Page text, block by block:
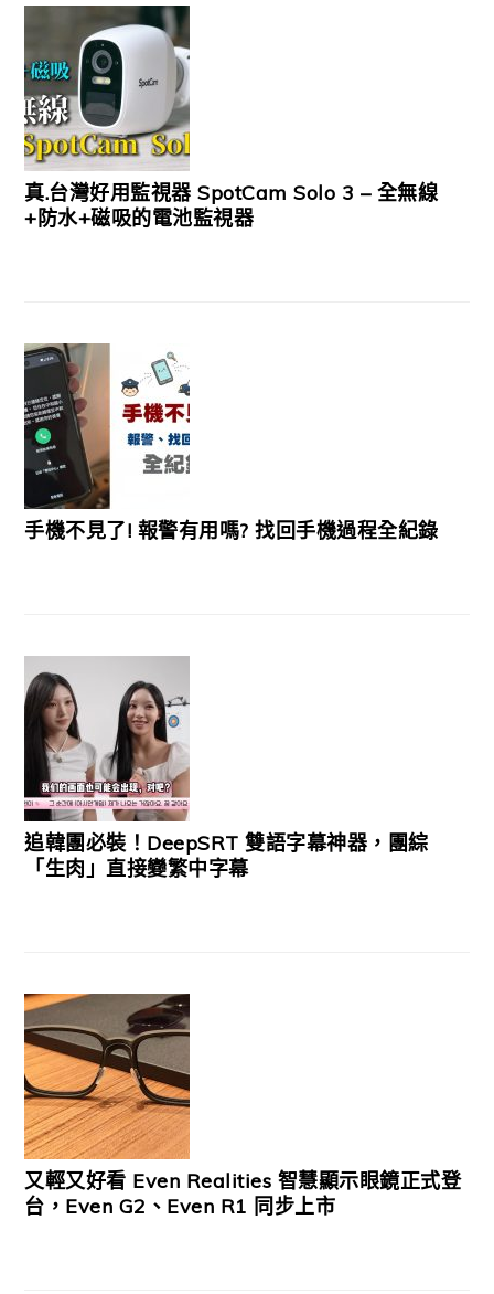
真.台灣好用監視器 SpotCam Solo 3 – 全無線
+防水+磁吸的電池監視器
手機不見了! 報警有用嗎? 找回手機過程全紀錄
追韓團必裝！DeepSRT 雙語字幕神器，團綜
「生肉」直接變繁中字幕
又輕又好看 Even Realities 智慧顯示眼鏡正式登
台，Even G2、Even R1 同步上市